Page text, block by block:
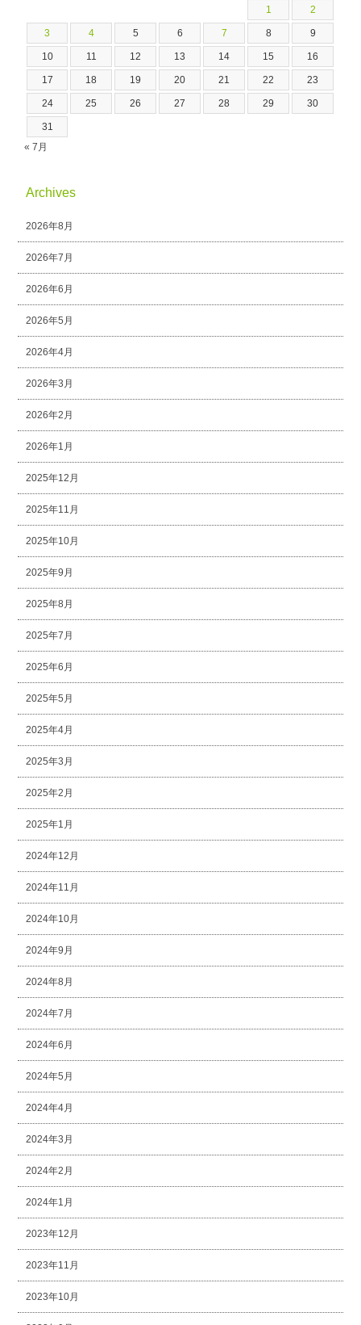
1 2
3 4 5 6 7 8 9
10 11 12 13 14 15 16
17 18 19 20 21 22 23
24 25 26 27 28 29 30
31
« 7月
Archives
2026年8月
2026年7月
2026年6月
2026年5月
2026年4月
2026年3月
2026年2月
2026年1月
2025年12月
2025年11月
2025年10月
2025年9月
2025年8月
2025年7月
2025年6月
2025年5月
2025年4月
2025年3月
2025年2月
2025年1月
2024年12月
2024年11月
2024年10月
2024年9月
2024年8月
2024年7月
2024年6月
2024年5月
2024年4月
2024年3月
2024年2月
2024年1月
2023年12月
2023年11月
2023年10月